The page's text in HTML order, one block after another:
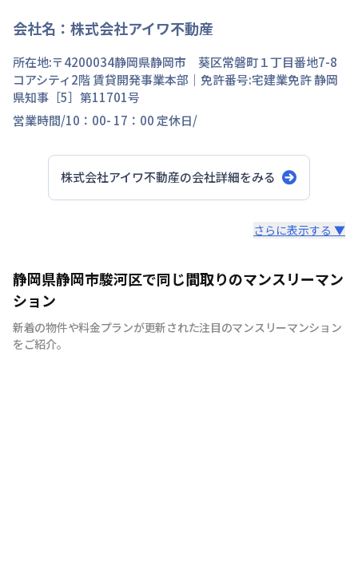
会社名： 株式会社アイワ不動産
所在地:〒4200034静岡県静岡市 葵区常磐町１丁目番地7-8
コアシティ2階 賃貸開発事業本部 ｜免許番号:宅建業免許 静岡
県知事［5］第11701号
営業時間/10：00- 17：00 定休日/
株式会社アイワ不動産の会社詳細をみる
出張、研修、引っ越しまでの繋ぎや仮住まいなど、 多く
の用途にご利用いただいております。 ご不明な点等がご
ざいましたら、お気軽にご連絡ください。
さらに表示する ▼
静岡県静岡市駿河区で同じ間取りのマンスリーマン
ション
新着の物件や料金プランが更新された注目のマンスリーマンション
をご紹介。